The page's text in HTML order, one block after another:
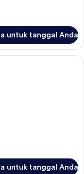
untuk tanggal Anda
Standar | Meja kerja,
untuk tanggal Anda